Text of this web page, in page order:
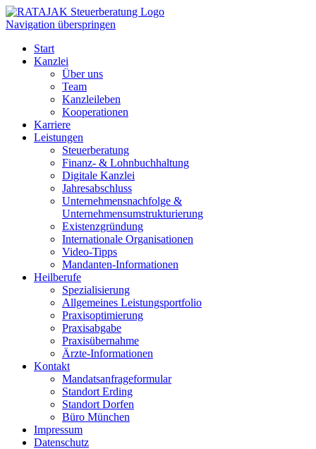
Navigation überspringen
Start
Kanzlei
Über uns
Team
Kanzleileben
Kooperationen
Karriere
Leistungen
Steuerberatung
Finanz- & Lohnbuchhaltung
Digitale Kanzlei
Jahresabschluss
Unternehmensnachfolge &
Unternehmensumstrukturierung
Existenzgründung
Internationale Organisationen
Video-Tipps
Mandanten-Informationen
Heilberufe
Spezialisierung
Allgemeines Leistungsportfolio
Praxisoptimierung
Praxisabgabe
Praxisübernahme
Ärzte-Informationen
Kontakt
Mandatsanfrageformular
Standort Erding
Standort Dorfen
Büro München
Impressum
Datenschutz